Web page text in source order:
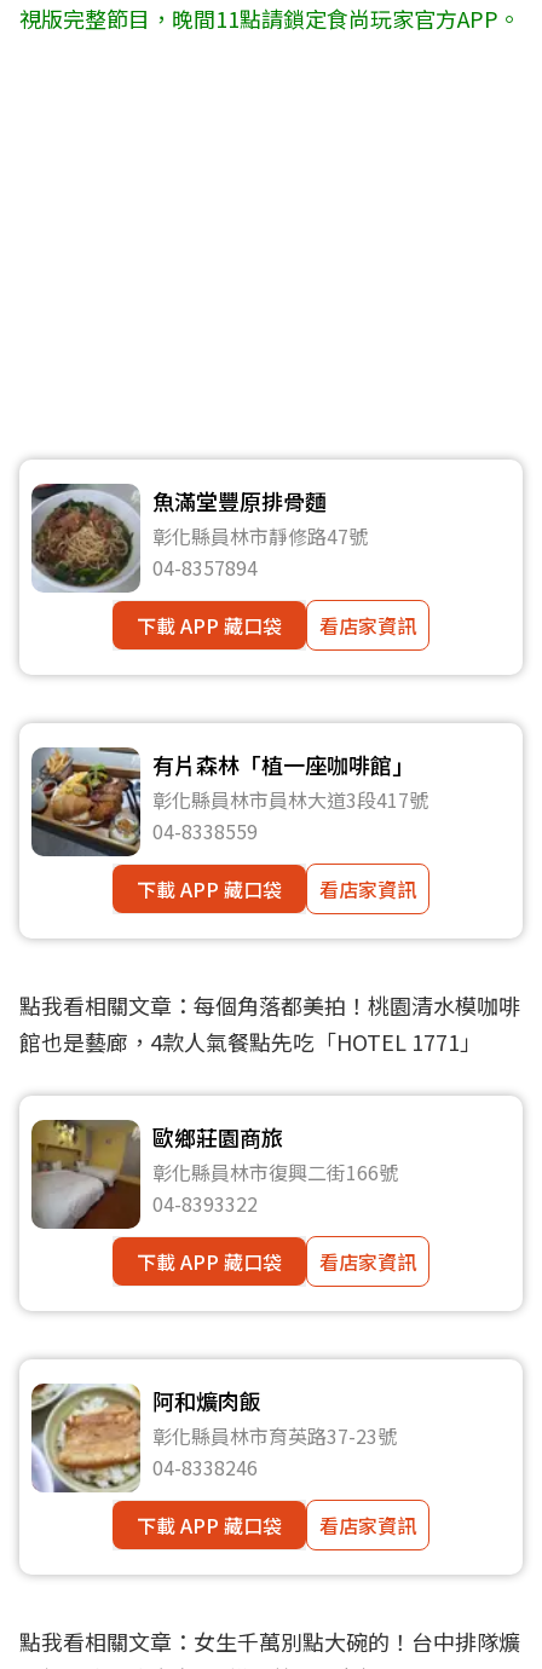
視版完整節目，晚間11點請鎖定食尚玩家官方APP。
魚滿堂豐原排骨麵
彰化縣員林市靜修路47號
04-8357894
下載 APP 藏口袋
看店家資訊
有片森林「植一座咖啡館」
彰化縣員林市員林大道3段417號
04-8338559
下載 APP 藏口袋
看店家資訊
點我看相關文章： 每個角落都美拍！桃園清水模咖啡
館也是藝廊，4款人氣餐點先吃「HOTEL 1771」
歐鄉莊園商旅
彰化縣員林市復興二街166號
04-8393322
下載 APP 藏口袋
看店家資訊
阿和爌肉飯
彰化縣員林市育英路37-23號
04-8338246
下載 APP 藏口袋
看店家資訊
點我看相關文章： 女生千萬別點大碗的！台中排隊爌